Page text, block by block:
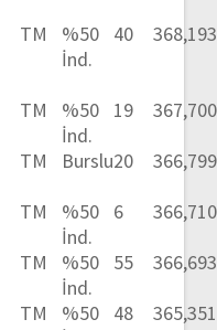
TM
%50
İnd.
40
TM
%50
İnd.
19
TM Burslu20
TM
%50
İnd.
6
TM
%50
İnd.
55
TM
%50
48